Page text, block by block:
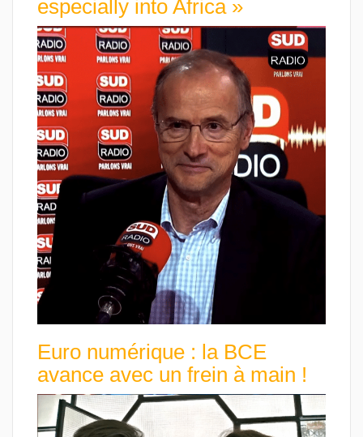
especially into Africa »
Euro numérique : la BCE
avance avec un frein à main !